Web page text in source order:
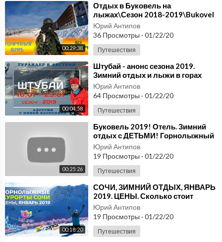
00:29:38
⁣Отдых в Буковель на
лыжах\Сезон 2018-2019\Bukovel
Юрий Антипов
36 Просмотры · 01/22/20
Путешествия
00:04:58
⁣Штубай - анонс сезона 2019.
Зимний отдых и лыжи в горах
Австрии.
Юрий Антипов
64 Просмотры · 01/22/20
Путешествия
00:25:26
⁣Буковель 2019! Отель. Зимний
отдых с ДЕТЬМИ! Горнолыжный
курорт!
Юрий Антипов
19 Просмотры · 01/22/20
Путешествия
00:18:20
⁣СОЧИ, ЗИМНИЙ ОТДЫХ, ЯНВАРЬ
2019. ЦЕНЫ. Сколько стоит
поездка.
Юрий Антипов
19 Просмотры · 01/22/20
Путешествия